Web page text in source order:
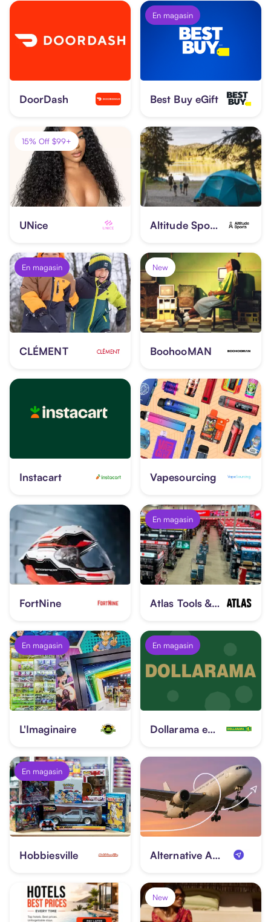
DoorDash
En magasin
Best Buy eGift
15% Off $99+
UNice Altitude Sports
En magasin
CLÉMENT
New
BoohooMAN
Instacart Vapesourcing
FortNine
En magasin
Atlas Tools & Machinery
En magasin
L'Imaginaire
En magasin
Dollarama eGift
En magasin
Hobbiesville Alternative Airlines
New